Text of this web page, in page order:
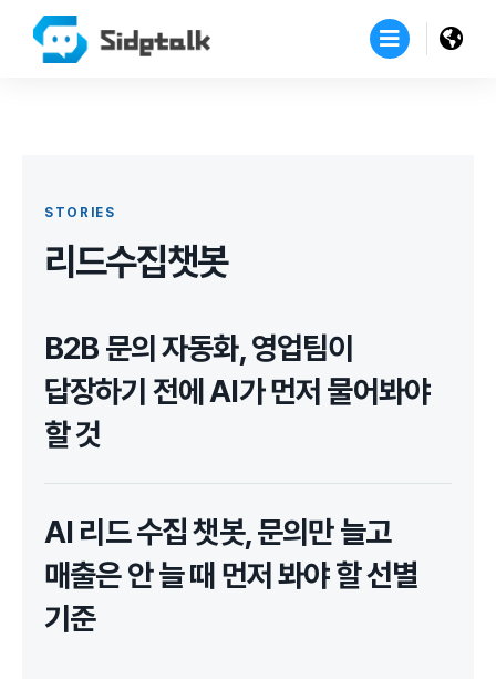
STORIES
리드수집챗봇
B2B 문의 자동화, 영업팀이
답장하기 전에 AI가 먼저 물어봐야
할 것
AI 리드 수집 챗봇, 문의만 늘고
매출은 안 늘 때 먼저 봐야 할 선별
기준